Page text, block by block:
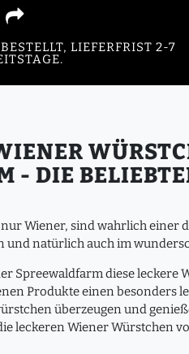
LIEFERFRIST 2-7
- DIE
Wiener, sind wahrlich einer
und natürlich auch im
Spreewaldfarm diese leckere
Produkte einen besonders
überzeugen und
leckeren Wiener Würstchen